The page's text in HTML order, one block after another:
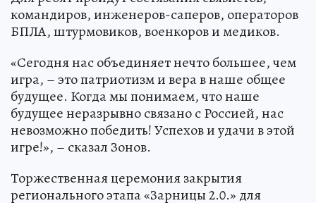
командиров, инженеров-саперов, операторов
БПЛА, штурмовиков, военкоров и медиков.
«Сегодня нас объединяет нечто большее, чем
игра, – это патриотизм и вера в наше общее
будущее. Когда мы понимаем, что наше
будущее неразрывно связано с Россией, нас
невозможно победить! Успехов и удачи в этой
игре!», – сказал Зонов.
Торжественная церемония закрытия
регионального этапа «Зарницы 2.0.» для